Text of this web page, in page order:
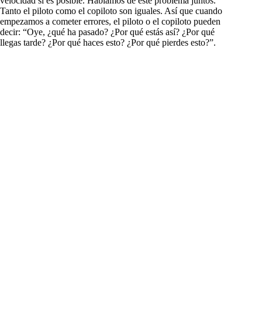
Tanto el piloto como el copiloto son iguales. Así que cuando
empezamos a cometer errores, el piloto o el copiloto pueden
decir: “Oye, ¿qué ha pasado? ¿Por qué estás así? ¿Por qué
llegas tarde? ¿Por qué haces esto? ¿Por qué pierdes esto?”.